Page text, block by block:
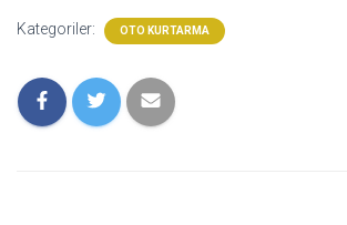
Kategoriler: OTO KURTARMA